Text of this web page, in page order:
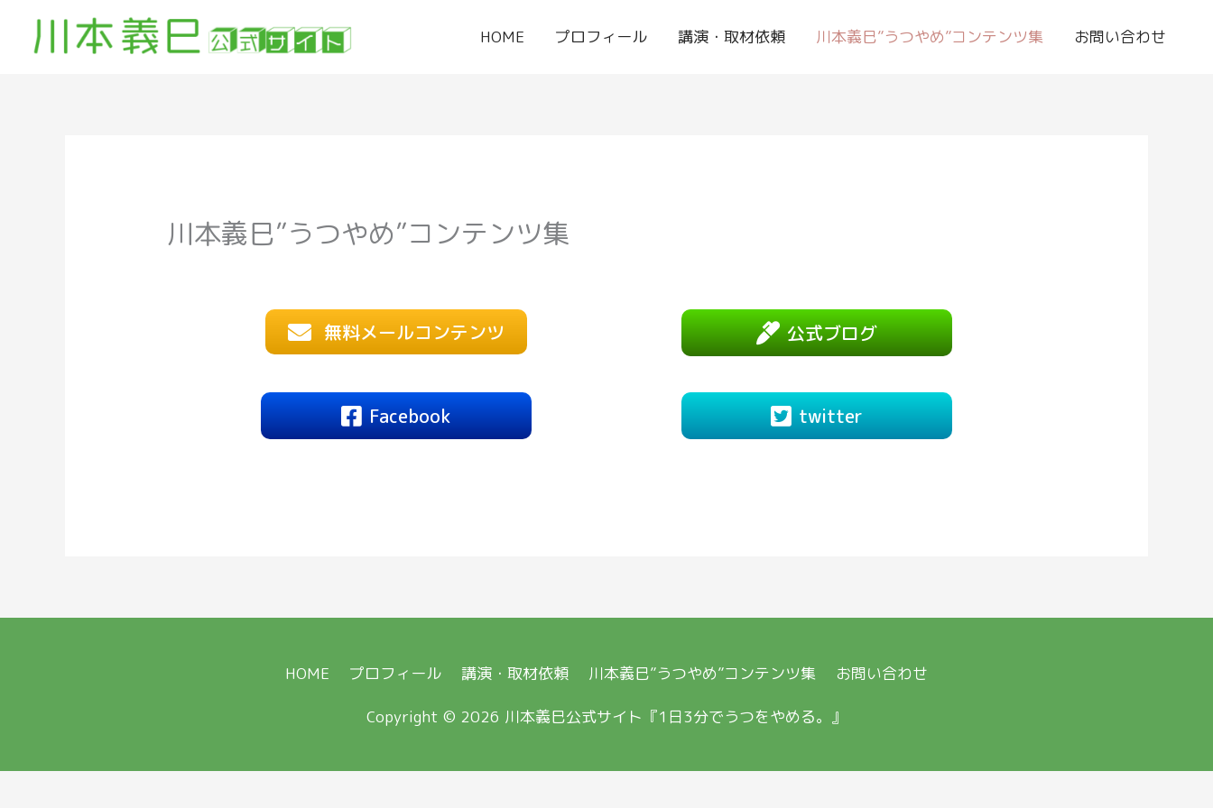
HOME プロフィール 講演・取材依頼 川本義巳”うつやめ”コンテンツ集 お問い合わせ
川本義巳”うつやめ”コンテンツ集
無料メールコンテンツ 公式ブログ
Facebook twitter
HOME プロフィール 講演・取材依頼 川本義巳”うつやめ”コンテンツ集 お問い合わせ
Copyright © 2026 川本義巳公式サイト『1日3分でうつをやめる。』